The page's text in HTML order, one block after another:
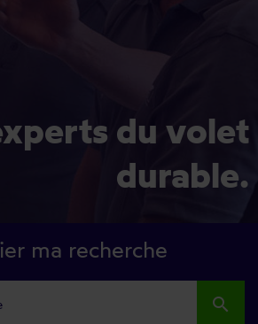
durable.
ma recherche
search